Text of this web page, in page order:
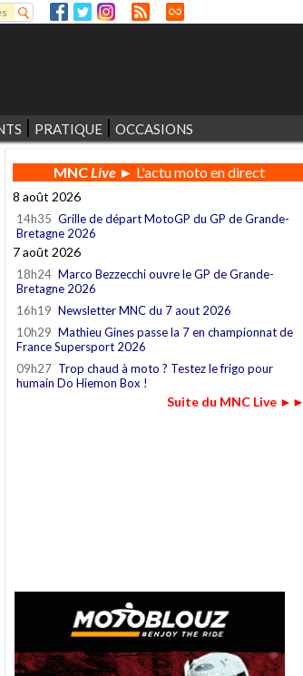
PRATIQUE OCCASIONS
MNCLive► L'actu moto en direct
8 août 2026
14h35 Grille de départ MotoGP du GP de Grande-
Bretagne 2026
7 août 2026
18h24 Marco Bezzecchi ouvre le GP de Grande-
Bretagne 2026
16h19 Newsletter MNC du 7 aout 2026
10h29 Mathieu Gines passe la 7 en championnat de
France Supersport 2026
09h27 Trop chaud à moto ? Testez le frigo pour
humain Do Hiemon Box !
Suite du MNC Live ►►